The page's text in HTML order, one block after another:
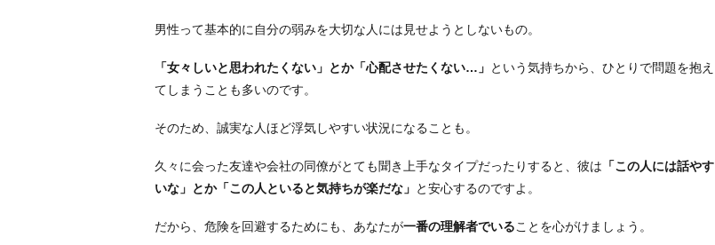
て
な
い
酔
っ
ら
男性って基本的に自分の弱みを大切な人には見せようとしないもの。
「女々しいと思われたくない」とか「心配させたくない…」 という気持ちから、ひとりで問題を抱え
てしまうことも多いのです。
そのため、誠実な人ほど浮気しやすい状況になることも。
久々に会った友達や会社の同僚がとても聞き上手なタイプだったりすると、彼は 「この人には話やす
いな」とか「この人といると気持ちが楽だな」 と安心するのですよ。
だから、危険を回避するためにも、あなたが一番の理解者でいることを心がけましょう。